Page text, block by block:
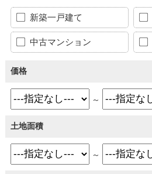
新築一戸建て
中古マンション
価格
～
土地面積
～